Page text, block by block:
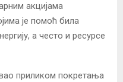
акцијама
је помоћ била
а често и ресурсе
приликом покретања